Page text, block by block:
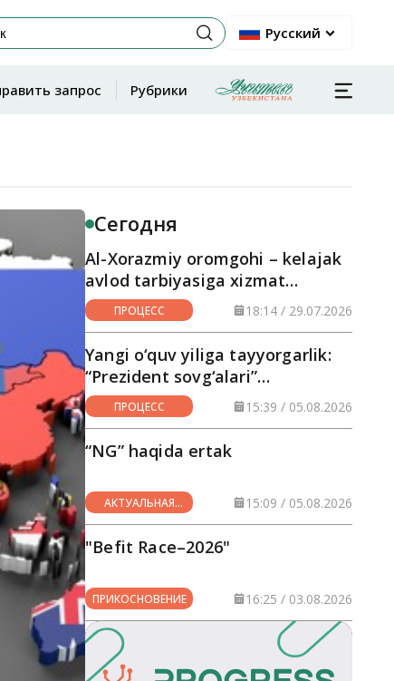
Русский
запрос Рубрики
Сегодня
Al-Xorazmiy oromgohi – kelajak
avlod tarbiyasiga xizmat
qilayotgan maskan
ПРОЦЕСС 18:14 / 29.07.2026
Yangi o‘quv yiliga tayyorgarlik:
“Prezident sovg‘alari”
hududlarga yetkazilmoqda
ПРОЦЕСС 15:39 / 05.08.2026
“NG” haqida ertak
АКТУАЛЬНАЯ
ТЕМА
15:09 / 05.08.2026
"Befit Race–2026"
ПРИКОСНОВЕНИЕ 16:25 / 03.08.2026